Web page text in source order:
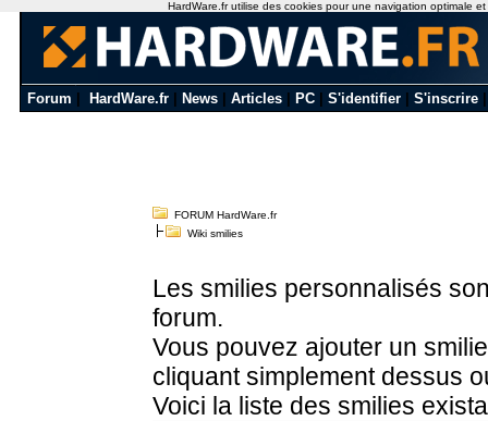
Forum HardWare.fr News Articles PC S'identifier S'inscrire
FORUM HardWare.fr
Wiki smilies
Les smilies personnalisés
forum.
Vous pouvez ajouter un
cliquant simplement dessus
Voici la liste des smilies
HardWare.fr utilise des cookies pour une navigation optimale